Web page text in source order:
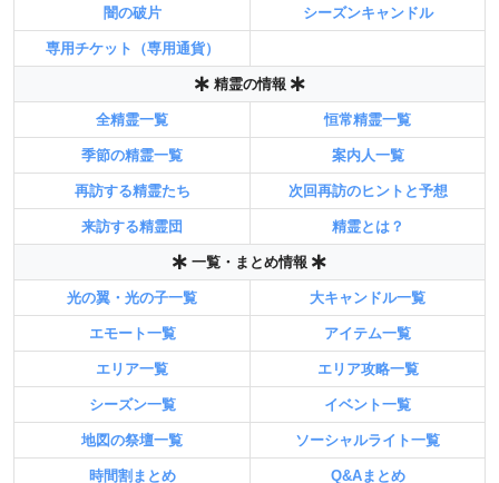
闇の破片 シーズンキャンドル
専用チケット（専用通貨）
精霊の情報
全精霊一覧 恒常精霊一覧
季節の精霊一覧 案内人一覧
再訪する精霊たち 次回再訪のヒントと予想
来訪する精霊団 精霊とは？
一覧・まとめ情報
光の翼・光の子一覧 大キャンドル一覧
エモート一覧 アイテム一覧
エリア一覧 エリア攻略一覧
シーズン一覧 イベント一覧
地図の祭壇一覧 ソーシャルライト一覧
時間割まとめ Q&Aまとめ